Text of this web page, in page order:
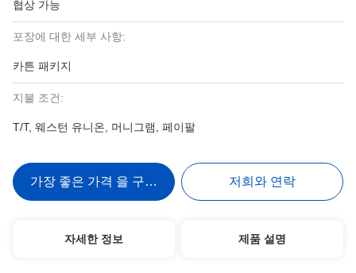
협상 가능
포장에 대한 세부 사항:
카튼 패키지
지불 조건:
T/T, 웨스턴 유니온, 머니그램, 페이팔
가장 좋은 가격 을 구하라 저희와 연락
자세한 정보 제품 설명